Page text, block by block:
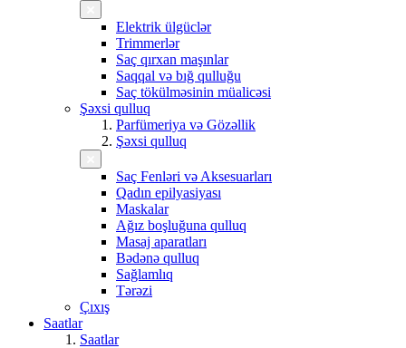
Elektrik ülgüclər
Trimmerlər
Saç qırxan maşınlar
Saqqal və bığ qulluğu
Saç tökülməsinin müalicəsi
Şəxsi qulluq
Parfümeriya və Gözəllik
Şəxsi qulluq
Saç Fenləri və Aksesuarları
Qadın epilyasiyası
Maskalar
Ağız boşluğuna qulluq
Masaj aparatları
Bədənə qulluq
Sağlamlıq
Tərəzi
Çıxış
Saatlar
Saatlar